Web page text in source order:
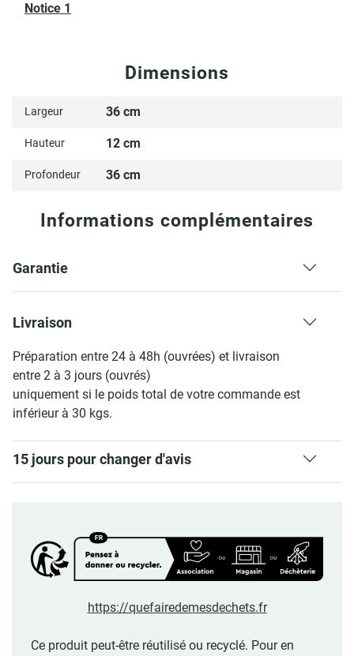
Notice 1
Dimensions
Largeur 36 cm
Hauteur 12 cm
Profondeur 36 cm
Informations complémentaires
Garantie
Livraison
Préparation entre 24 à 48h (ouvrées) et livraison
entre 2 à 3 jours (ouvrés)
uniquement si le poids total de votre commande est
inférieur à 30 kgs.
15 jours pour changer d'avis
https://quefairedemesdechets.fr
Ce produit peut-être réutilisé ou recyclé. Pour en